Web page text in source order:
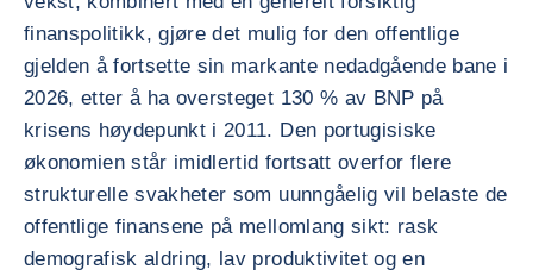
finanspolitikk, gjøre det mulig for den offentlige
gjelden å fortsette sin markante nedadgående bane i
2026, etter å ha oversteget 130 % av BNP på
krisens høydepunkt i 2011. Den portugisiske
økonomien står imidlertid fortsatt overfor flere
strukturelle svakheter som uunngåelig vil belaste de
offentlige finansene på mellomlang sikt: rask
demografisk aldring, lav produktivitet og en